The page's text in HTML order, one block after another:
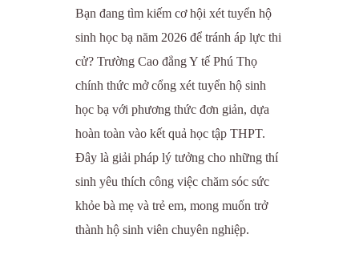
Bạn đang tìm kiếm cơ hội xét tuyển hộ
sinh học bạ năm 2026 để tránh áp lực thi
cử? Trường Cao đẳng Y tế Phú Thọ
chính thức mở cổng xét tuyển hộ sinh
học bạ với phương thức đơn giản, dựa
hoàn toàn vào kết quả học tập THPT.
Đây là giải pháp lý tưởng cho những thí
sinh yêu thích công việc chăm sóc sức
khỏe bà mẹ và trẻ em, mong muốn trở
thành hộ sinh viên chuyên nghiệp.